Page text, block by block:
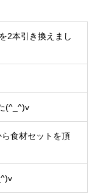
2本引き換えまし
(^_^)v
食材セットを頂